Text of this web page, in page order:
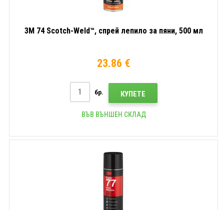
3M 74 Scotch-Weld™, спрей лепило за пяни, 500 мл
23.86 €
бр. КУПЕТЕ
ВЪВ ВЪНШЕН СКЛАД